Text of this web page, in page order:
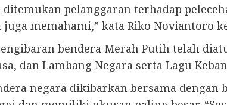
pelanggaran terhadap
memahami,” kata Riko Noviantoro
bendera Merah Putih telah
dan Lambang Negara serta Lagu
negara dikibarkan bersama dengan